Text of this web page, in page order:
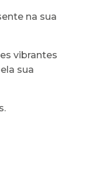
na sua
vibrantes
sua